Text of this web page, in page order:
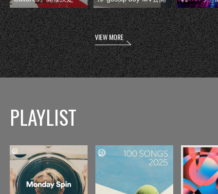
VIEW MORE
PLAYLIST